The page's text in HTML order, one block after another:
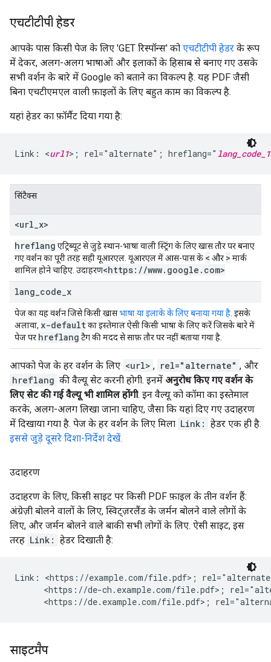
एचटीटीपी हेडर
आपके पास किसी पेज के लिए 'GET रिस्पॉन्स' को एचटीटीपी हेडर के रूप
में देकर, अलग-अलग भाषाओं और इलाकों के हिसाब से बनाए गए उसके
सभी वर्शन के बारे में Google को बताने का विकल्प है. यह PDF जैसी
बिना एचटीएमएल वाली फ़ाइलों के लिए बहुत काम का विकल्प है.
यहां हेडर का फ़ॉर्मैट दिया गया है:
Link: <url1>; rel="alternate"; hreflang=" lang_code_1
सिंटैक्स
<url x>
hreflang एट्रिब्यूट से जुड़े स्थान-भाषा वाली स्ट्रिंग के लिए खास तौर पर बनाए
गए वर्शन का पूरी तरह सही यूआरएल. यूआरएल में आस-पास के < और > मार्क
शामिल होने चाहिए. उदाहरण<https: //www. google . com>
lang code x
पेज का यह वर्शन जिसे किसी खासभाषा या इलाके के लिए बनाया गया है . इसके
अलावा, x-defaultका इस्तेमाल ऐसी किसी भाषा के लिए करें जिसके बारे में
पेज पर hreflang टैग की मदद से साफ़ तौर पर नहीं बताया गया है.
आपको पेज के हर वर्शन के लिए <url> , rel="alternate" , और
hreflang की वैल्यू सेट करनी होगी. इनमें अनुरोध किए गए वर्शन के
लिए सेट की गई वैल्यू भी शामिल होंगी. इन वैल्यू को कॉमा का इस्तेमाल
करके, अलग-अलग लिखा जाना चाहिए, जैसा कि यहां दिए गए उदाहरण
में दिखाया गया है. पेज के हर वर्शन के लिए मिला Link: हेडर एक ही है.
इससे जुड़े दूसरे दिशा-निर्देश देखें.
उदाहरण
उदाहरण के लिए, किसी साइट पर किसी PDF फ़ाइल के तीन वर्शन हैं:
अंग्रेज़ी बोलने वालों के लिए, स्विट्ज़रलैंड के जर्मन बोलने वाले लोगों के
लिए, और जर्मन बोलने वाले बाकी सभी लोगों के लिए. ऐसी साइट, इस
तरह Link: हेडर दिखाती है:
Link: <https://example.com/file.pdf>;
<https://de-ch.example.com/file.pdf>;
<https://de.example.com/file.pdf>;
साइटमैप